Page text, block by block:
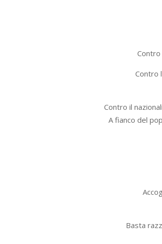
Contro
Contro il
A fianco del
Basta